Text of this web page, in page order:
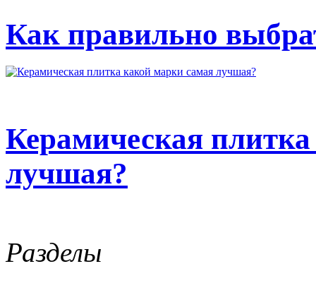
Как правильно
Керамическая
лучшая?
Разделы